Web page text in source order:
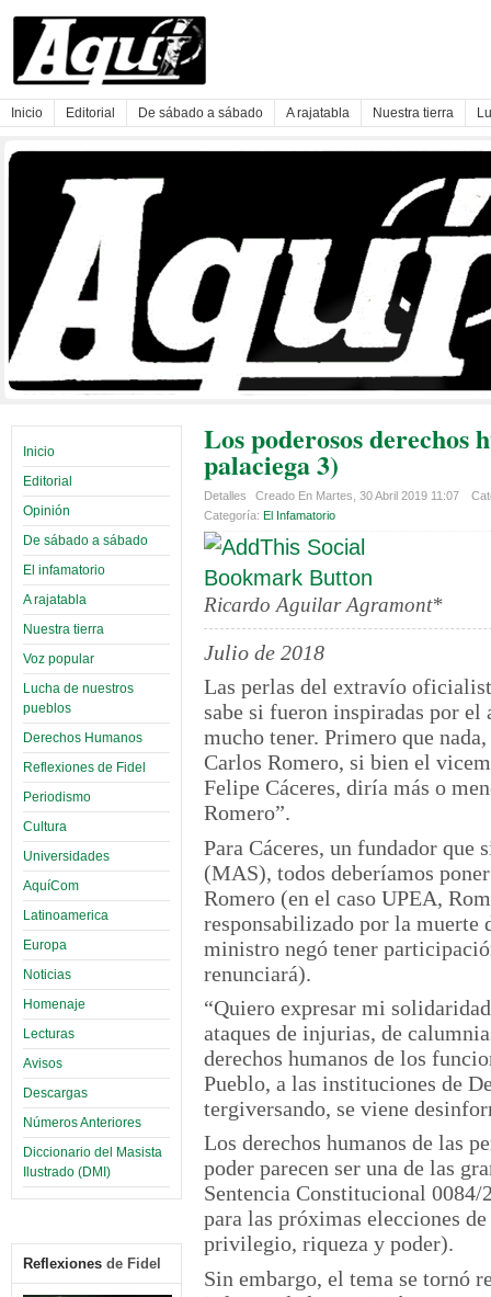
Inicio Editorial De sábado a sábado A rajatabla Nuestra tierra
Inicio
Editorial
Opinión
De sábado a sábado
El infamatorio
A rajatabla
Nuestra tierra
Voz popular
Lucha de nuestros
pueblos
Derechos Humanos
Reflexiones de Fidel
Periodismo
Cultura
Universidades
AquíCom
Latinoamerica
Europa
Noticias
Homenaje
Lecturas
Avisos
Descargas
Números Anteriores
Diccionario del Masista
Ilustrado (DMI)
Reflexiones de Fidel
Los poderosos derechos
palaciega 3)
Detalles Creado En Martes, 30 Abril 2019 11:07
Categoría: El Infamatorio
Ricardo Aguilar Agramont*
Julio de 2018
Las perlas del extravío
sabe si fueron inspiradas por
mucho tener. Primero que
Carlos Romero, si bien el
Felipe Cáceres, diría más o
Romero”.
Para Cáceres, un fundador
(MAS), todos deberíamos
Romero (en el caso UPEA,
responsabilizado por la muerte
ministro negó tener
renunciará).
“Quiero expresar mi
ataques de injurias, de
derechos humanos de los
Pueblo, a las instituciones de
tergiversando, se viene
Los derechos humanos de las
poder parecen ser una de las
Sentencia Constitucional 0084/
para las próximas elecciones
privilegio, riqueza y poder).
Sin embargo, el tema se tornó